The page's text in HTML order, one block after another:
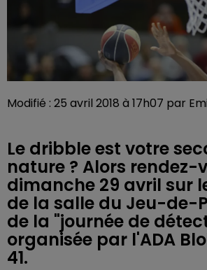
Modifié : 25 avril 2018 à 17h07 par
Le dribble est votre
nature ? Alors rendez-
dimanche 29 avril sur
de la salle du Jeu-de-
de la "journée de
organisée par l'ADA
41.